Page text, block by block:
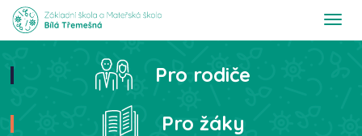
T
Hledat
Pro rodiče
Pro žáky